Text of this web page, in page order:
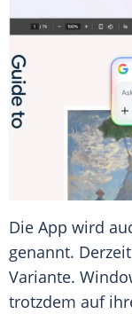
Die App wird
genannt.
Variante.
trotzdem auf